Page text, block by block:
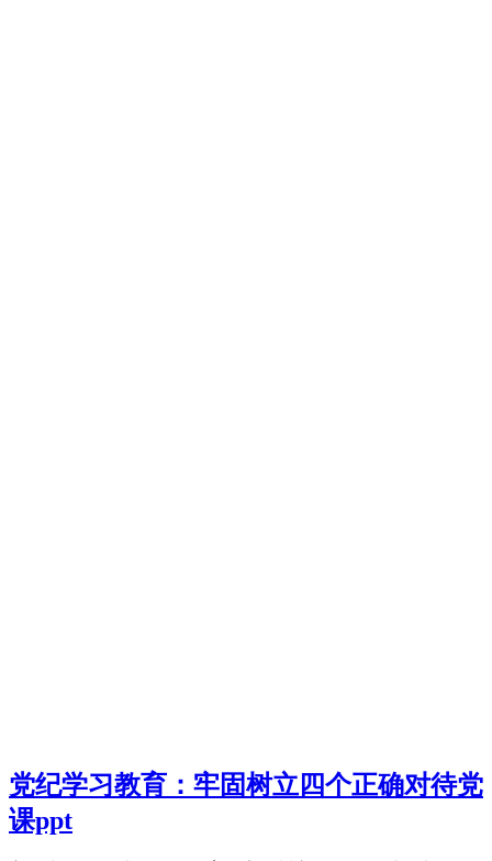
党纪学习教育：牢固树立四个正确对待党
课ppt